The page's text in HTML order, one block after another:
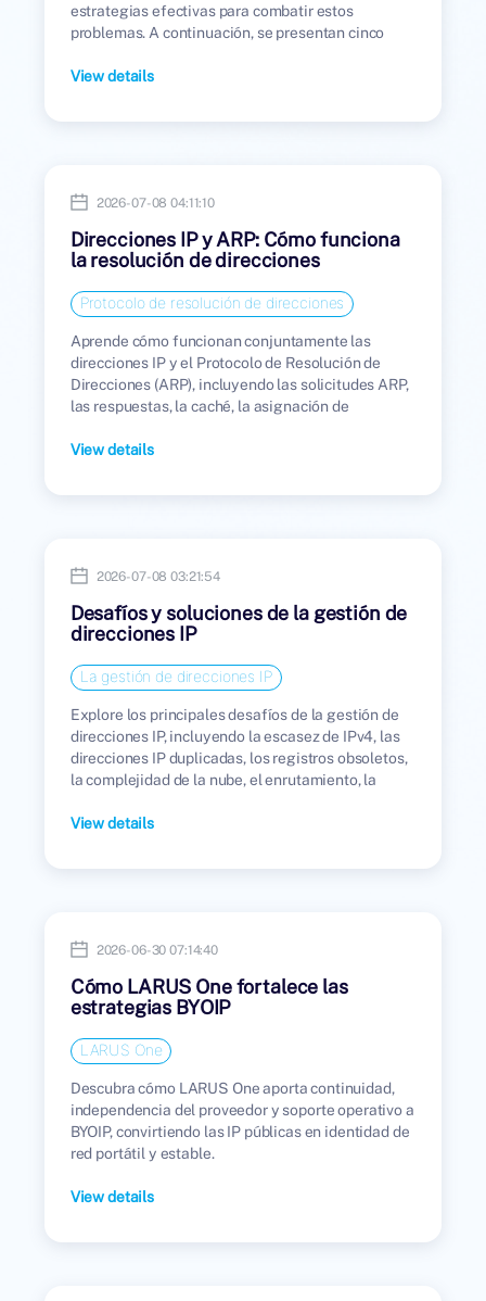
estrategias efectivas para combatir estos
problemas. A continuación, se presentan cinco
de direcciones IP en el mercado de arrendamiento.
View details
2026-07-08 04:11:10
Direcciones IP y ARP: Cómo funciona
la resolución de direcciones
Protocolo de resolución de direcciones
Aprende cómo funcionan conjuntamente las
direcciones IP y el Protocolo de Resolución de
Direcciones (ARP), incluyendo las solicitudes ARP,
las respuestas, la caché, la asignación de
riesgos de seguridad.
View details
2026-07-08 03:21:54
Desafíos y soluciones de la gestión de
direcciones IP
La gestión de direcciones IP
Explore los principales desafíos de la gestión de
direcciones IP, incluyendo la escasez de IPv4, las
direcciones IP duplicadas, los registros obsoletos,
la complejidad de la nube, el enrutamiento, la
View details
2026-06-30 07:14:40
Cómo LARUS One fortalece las
estrategias BYOIP
LARUS One
Descubra cómo LARUS One aporta continuidad,
independencia del proveedor y soporte operativo a
BYOIP, convirtiendo las IP públicas en identidad de
red portátil y estable.
View details